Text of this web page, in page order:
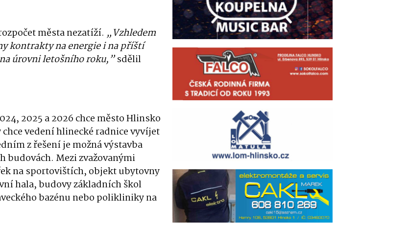
města nezatíží. „Vzhledem
kontrakty na energie i na příští
úrovni letošního roku,”sdělil
2025 a 2026 chce město Hlinsko
vedení hlinecké radnice vyvíjet
z řešení je možná výstavba
budovách. Mezi zvažovanými
na sportovištích, objekt ubytovny
hala, budovy základních škol
bazénu nebo polikliniky na